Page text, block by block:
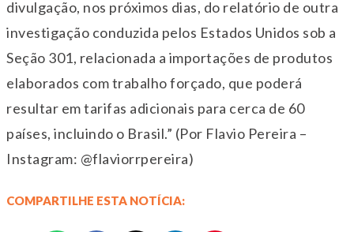
divulgação, nos próximos dias, do relatório de outra
investigação conduzida pelos Estados Unidos sob a
Seção 301, relacionada a importações de produtos
elaborados com trabalho forçado, que poderá
resultar em tarifas adicionais para cerca de 60
países, incluindo o Brasil.” (Por Flavio Pereira –
Instagram: @flaviorrpereira)
COMPARTILHE ESTA NOTÍCIA: